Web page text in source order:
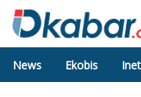
News Ekobis Inet